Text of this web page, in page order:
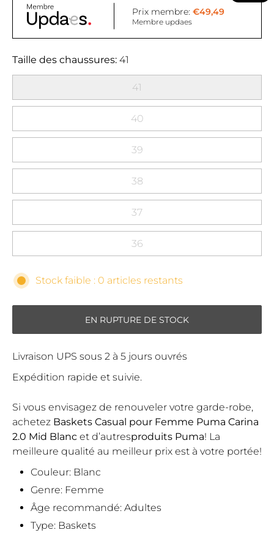
Prix membre: €49,49
Membre updaes
Taille des chaussures 41
41
40
39
38
37
36
Stock faible : 0 articles restants
EN RUPTURE DE STOCK
Livraison UPS sous 2 à 5 jours ouvrés
Expédition rapide et suivie.
Si vous envisagez de renouveler votre garde-robe,
achetez Baskets Casual pour Femme Puma Carina
2.0 Mid Blanc et d’autresproduits Puma! La
meilleure qualité au meilleur prix est à votre portée!
Couleur: Blanc
Genre: Femme
Âge recommandé: Adultes
Type: Baskets